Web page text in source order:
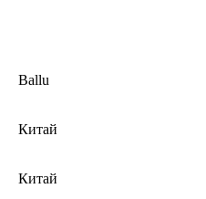
Ballu
Китай
Китай